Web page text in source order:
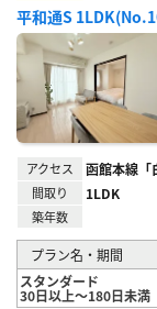
平和通S
アクセス 函館本線「
間取り 1LDK
築年数
プラン名・期間
スタンダード
30日以上～180日未満